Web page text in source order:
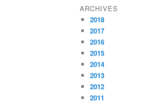
ARCHIVES
2018
2017
2016
2015
2014
2013
2012
2011